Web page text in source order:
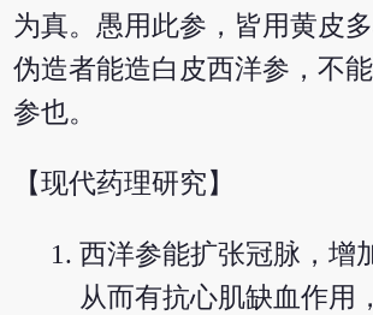
为真。愚用此参，皆用黄皮
伪造者能造白皮西洋参，不
参也。
【现代药理研究】
西洋参能扩张冠脉，增
从而有抗心肌缺血作用